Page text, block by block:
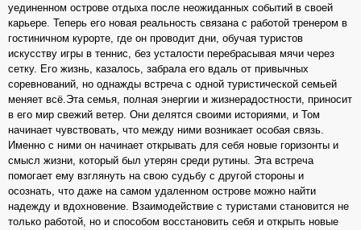
уединенном острове отдыха после неожиданных событий в своей
карьере. Теперь его новая реальность связана с работой тренером в
гостиничном курорте, где он проводит дни, обучая туристов
искусству игры в теннис, без усталости перебрасывая мячи через
сетку. Его жизнь, казалось, забрала его вдаль от привычных
соревнований, но однажды встреча с одной туристической семьей
меняет всё.Эта семья, полная энергии и жизнерадостности, приносит
в его мир свежий ветер. Они делятся своими историями, и Том
начинает чувствовать, что между ними возникает особая связь.
Именно с ними он начинает открывать для себя новые горизонты и
смысл жизни, который был утерян среди рутины. Эта встреча
помогает ему взглянуть на свою судьбу с другой стороны и
осознать, что даже на самом удаленном острове можно найти
надежду и вдохновение. Взаимодействие с туристами становится не
только работой, но и способом восстановить себя и открыть новые